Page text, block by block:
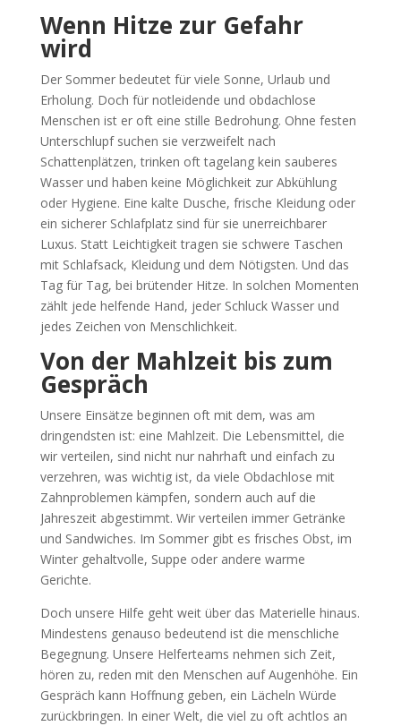
Wenn Hitze zur Gefahr
wird
Der Sommer bedeutet für viele Sonne, Urlaub und
Erholung. Doch für notleidende und obdachlose
Menschen ist er oft eine stille Bedrohung. Ohne festen
Unterschlupf suchen sie verzweifelt nach
Schattenplätzen, trinken oft tagelang kein sauberes
Wasser und haben keine Möglichkeit zur Abkühlung
oder Hygiene. Eine kalte Dusche, frische Kleidung oder
ein sicherer Schlafplatz sind für sie unerreichbarer
Luxus. Statt Leichtigkeit tragen sie schwere Taschen
mit Schlafsack, Kleidung und dem Nötigsten. Und das
Tag für Tag, bei brütender Hitze. In solchen Momenten
zählt jede helfende Hand, jeder Schluck Wasser und
jedes Zeichen von Menschlichkeit.
Von der Mahlzeit bis zum
Gespräch
Unsere Einsätze beginnen oft mit dem, was am
dringendsten ist: eine Mahlzeit. Die Lebensmittel, die
wir verteilen, sind nicht nur nahrhaft und einfach zu
verzehren, was wichtig ist, da viele Obdachlose mit
Zahnproblemen kämpfen, sondern auch auf die
Jahreszeit abgestimmt. Wir verteilen immer Getränke
und Sandwiches. Im Sommer gibt es frisches Obst, im
Winter gehaltvolle, Suppe oder andere warme
Gerichte.
Doch unsere Hilfe geht weit über das Materielle hinaus.
Mindestens genauso bedeutend ist die menschliche
Begegnung. Unsere Helferteams nehmen sich Zeit,
hören zu, reden mit den Menschen auf Augenhöhe. Ein
Gespräch kann Hoffnung geben, ein Lächeln Würde
zurückbringen. In einer Welt, die viel zu oft achtlos an